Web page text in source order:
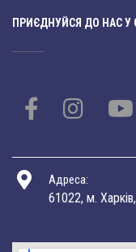
ПРИЄДНУЙСЯ ДО НАС У
Адреса:
61022, м.